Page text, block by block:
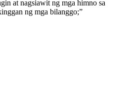
at nagsiawit ng mga himno sa
ng mga bilanggo;”